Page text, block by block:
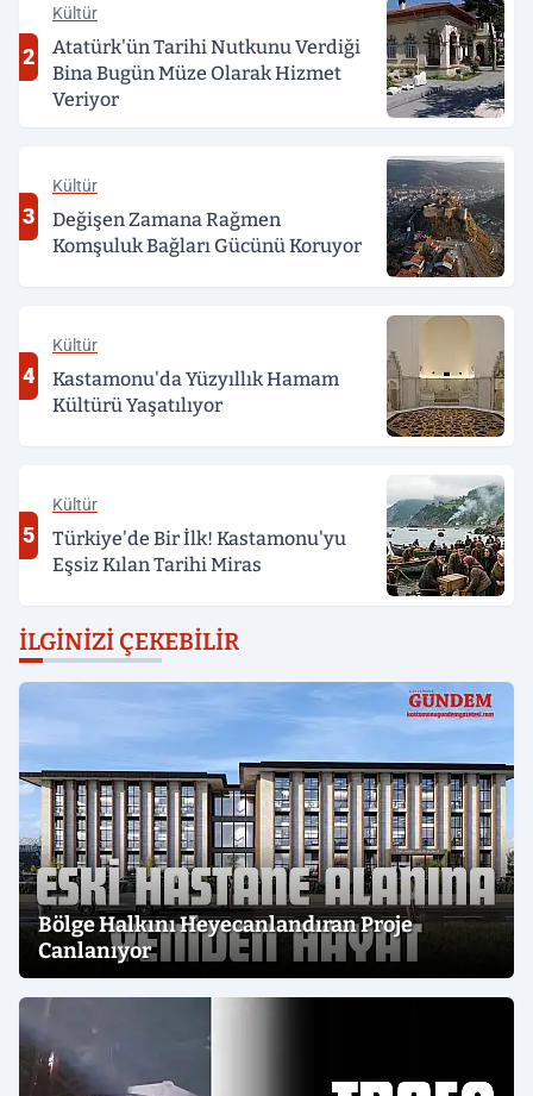
2
Kültür
Atatürk'ün Tarihi Nutkunu Verdiği
Bina Bugün Müze Olarak Hizmet
Veriyor
3
Kültür
Değişen Zamana Rağmen
Komşuluk Bağları Gücünü Koruyor
4
Kültür
Kastamonu'da Yüzyıllık Hamam
Kültürü Yaşatılıyor
5
Kültür
Türkiye'de Bir İlk! Kastamonu'yu
Eşsiz Kılan Tarihi Miras
İLGINIZI ÇEKEBILIR
Bölge Halkını Heyecanlandıran Proje
Canlanıyor